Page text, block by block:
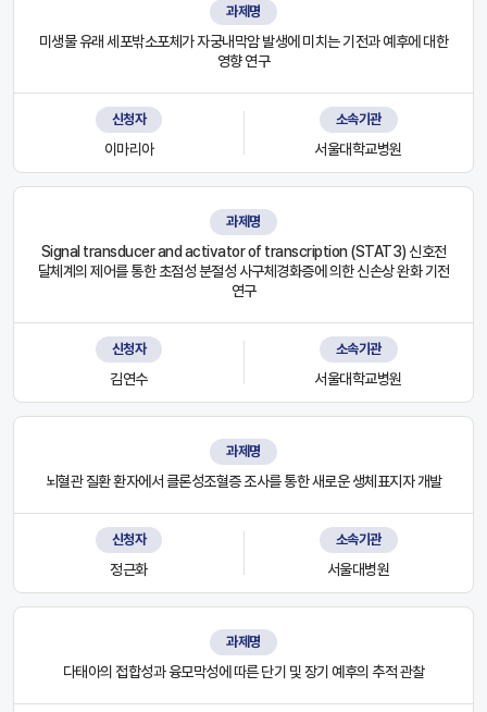
과제명
미생물 유래 세포밖소포체가 자궁내막암 발생에 미치는 기전과 예후에 대한
영향 연구
신청자
이마리아
소속기관
서울대학교병원
과제명
Signal transducer and activator of transcription (STAT3) 신호전
달체계의 제어를 통한 초점성 분절성 사구체경화증에 의한 신손상 완화 기전
연구
신청자
김연수
소속기관
서울대학교병원
과제명
뇌혈관 질환 환자에서 클론성조혈증 조사를 통한 새로운 생체표지자 개발
신청자
정근화
소속기관
서울대병원
과제명
다태아의 접합성과 융모막성에 따른 단기 및 장기 예후의 추적 관찰